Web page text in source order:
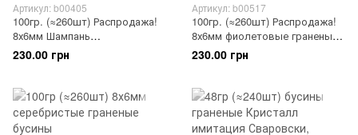
Артикул: b00405
100гр. (≈260шт) Распродажа!
8х6мм Шампань
гальванизированные
граненые бусины
230.00 грн
Артикул: b00517
100гр. (≈260шт) Распродажа!
8х6мм фиолетовые граненые
бусины имитация Сваровски
(опт)
230.00 грн